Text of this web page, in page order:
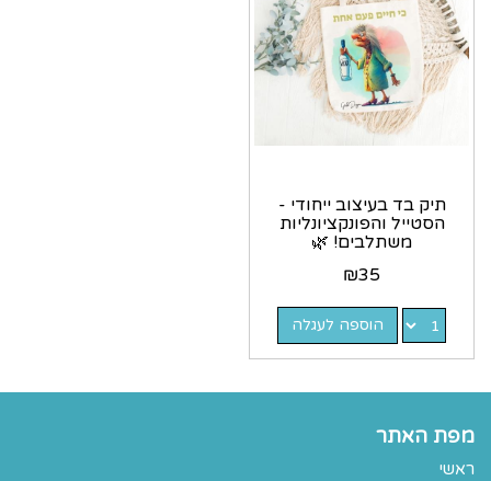
תיק בד בעיצוב ייחודי -
הסטייל והפונקציונליות
משתלבים! 🌿
₪35
הוספה לעגלה
מפת האתר
ראשי